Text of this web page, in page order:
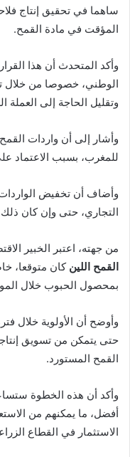
ساهما في تحقيق إنتاج
المؤقت في مادة القمح.
وأكد المتحدث أن هذا
الوطني، خصوصا من خلال
وتقليل الحاجة إلى العملة
وأشار إلى أن واردات
للمغرب، بسبب الاعتماد
وأضاف أن تخفيض
التجاري، حتى وإن كان
من جهته، اعتبر الخبير
القمح اللين كان متوقعا،
بمحصول الحبوب خلال
وأوضح أن الأولوية خلال
حتى يتمكن من تسويق
القمح المستورد.
وأكد أن هذه الخطوة
أفضل، ما يمكنهم من
الاستثمار في القطاع